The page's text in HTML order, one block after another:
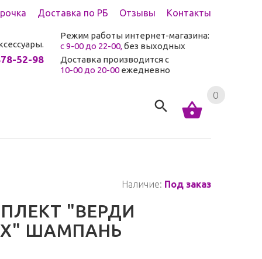
Доставка по РБ Отзывы Контакты
52-98
Режим работы интернет-магазина:
с 9-00 до 22-00,без выходных
Доставка производится с
10-00 до 20-00 ежедневно
0
Наличие: Под заказ
"ВЕРДИ
ШАМПАНЬ